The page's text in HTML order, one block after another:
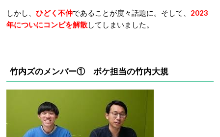
しかし、 ひどく不仲であることが度々話題に。そして、 2023
年についにコンビを解散してしまいました。
竹内ズのメンバー① ボケ担当の竹内大規